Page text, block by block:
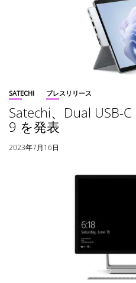
SATECHI プレスリリース
Satechi、Dual USB-
9 を発表
2023年7月16日